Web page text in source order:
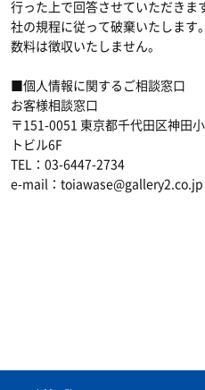
行った上で回答させていただきま
社の規程に従って破棄いたします
数料は徴収いたしません。
■個人情報に関するご相談窓口
お客様相談窓口
〒151-0051 東京都千代田区神田
トビル6F
TEL：03-6447-2734
e-mail：toiawase@gallery2.co.jp